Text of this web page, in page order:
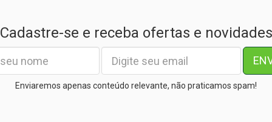
Cadastre-se e receba ofertas e novidades
Enviaremos apenas conteúdo relevante, não praticamos spam!